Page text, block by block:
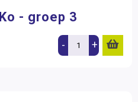
- groep 3
- +